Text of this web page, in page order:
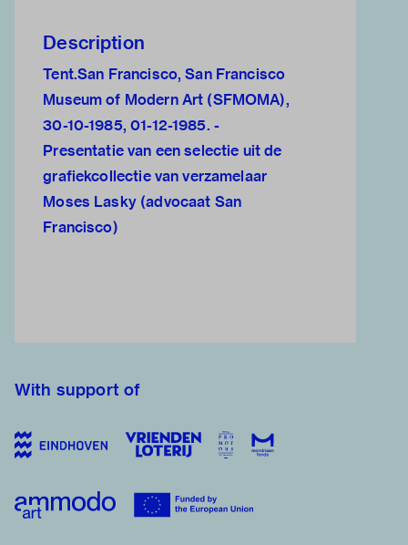
Description
Tent.San Francisco, San Francisco
Museum of Modern Art (SFMOMA),
30-10-1985, 01-12-1985. -
Presentatie van een selectie uit de
grafiekcollectie van verzamelaar
Moses Lasky (advocaat San
Francisco)
With support of